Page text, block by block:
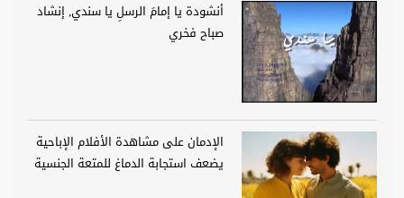
أنشودة يا إمامَ الرسلِ يا سندي, إنشاد
صباح فخري
الإدمان على مشاهدة الأفلام الإباحية
يضعف استجابة الدماغ للمتعة الجنسية